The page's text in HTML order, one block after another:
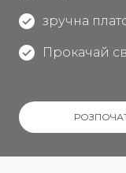
зручна
Прокачай